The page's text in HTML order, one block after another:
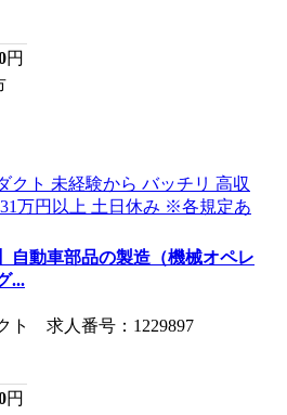
円
自動車部品の製造（機械オペレ
...
ト 求人番号：1229897
円